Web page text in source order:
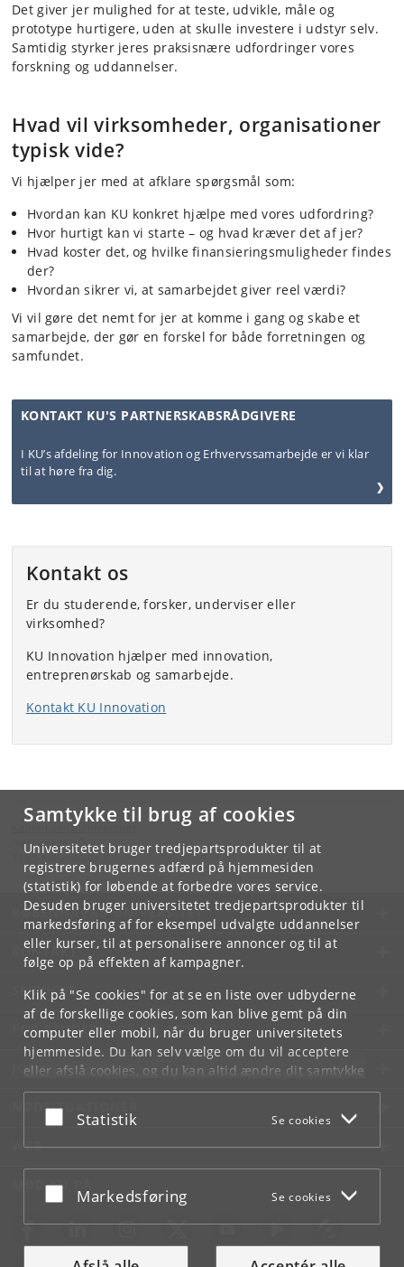
Samtykke til brug af cookies
Universitetet bruger tredjepartsprodukter til at
registrere brugernes adfærd på hjemmesiden
(statistik) for løbende at forbedre vores service.
Desuden bruger universitetet tredjepartsprodukter til
markedsføring af for eksempel udvalgte uddannelser
eller kurser, til at personalisere annoncer og til at
følge op på effekten af kampagner.
Klik på "Se cookies" for at se en liste over udbyderne
af de forskellige cookies, som kan blive gemt på din
computer eller mobil, når du bruger universitetets
hjemmeside. Du kan selv vælge om du vil acceptere
eller afslå cookies, og du kan altid ændre dit samtykke
underCookie- og privatlivspolitiksom du finder i
bunden af hver side.
Acceptér eller afslå
Statistik Se cookies
Acceptér eller afslå
Markedsføring Se cookies
Det giver jer mulighed for at teste, udvikle, måle og
prototype hurtigere, uden at skulle investere i udstyr selv.
Samtidig styrker jeres praksisnære udfordringer vores
forskning og uddannelser.
Hvad vil virksomheder, organisationer
typisk vide?
Vi hjælper jer med at afklare spørgsmål som:
Hvordan kan KU konkret hjælpe med vores udfordring?
Hvor hurtigt kan vi starte – og hvad kræver det af jer?
Hvad koster det, og hvilke finansieringsmuligheder findes
der?
Hvordan sikrer vi, at samarbejdet giver reel værdi?
Vi vil gøre det nemt for jer at komme i gang og skabe et
samarbejde, der gør en forskel for både forretningen og
samfundet.
KONTAKT KU'S PARTNERSKABSRÅDGIVERE
I KU’s afdeling for Innovation og Erhvervssamarbejde er vi klar
til at høre fra dig.
Kontakt os
Er du studerende, forsker, underviser eller
virksomhed?
KU Innovation hjælper med innovation,
entreprenørskab og samarbejde.
Kontakt KU Innovation
Københavns Universitet
Nørregade 10
1165 København K
KØBENHAVNS UNIVERSITET
KONTAKT
SERVICES
FOR STUDERENDE OG ANSATTE
JOB OG KARRIERE
NØDSITUATIONER
WEB
MØD KU PÅ